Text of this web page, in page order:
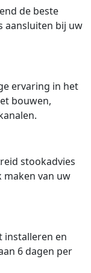
de beste
aansluiten bij uw
ervaring in het
bouwen,
stookadvies
van uw
installeren en
6 dagen per